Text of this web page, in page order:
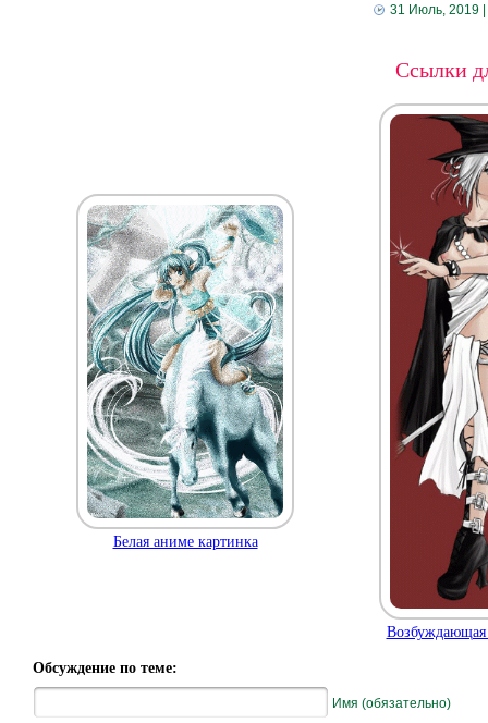
31 Июль, 2019
Ссылки
Белая аниме картинка
Обсуждение по теме:
Имя (обязательно)